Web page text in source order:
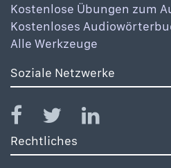
Kostenlose Übungen zum
Kostenloses
Alle Werkzeuge
Soziale Netzwerke
Rechtliches